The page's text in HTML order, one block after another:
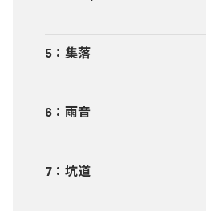
5 ： 集落
6 ： 雨音
7 ： 坑道